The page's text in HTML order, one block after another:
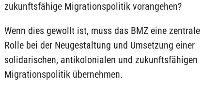
zukunftsfähige Migrationspolitik vorangehen?
Wenn dies gewollt ist, muss das BMZ eine zentrale
Rolle bei der Neugestaltung und Umsetzung einer
solidarischen, antikolonialen und zukunftsfähigen
Migrationspolitik übernehmen.